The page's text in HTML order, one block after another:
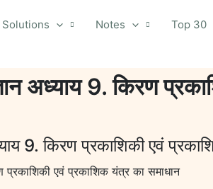
Solutions Notes Top 30
अध्याय 9. किरण
9. किरण प्रकाशिकी एवं
प्रकाशिकी एवं प्रकाशिक यंत्र का समाधान